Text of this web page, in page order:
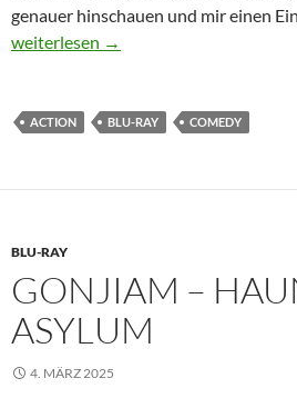
genauer hinschauen und mir einen
Old Guy
weiterlesen →
ACTION BLU-RAY COMEDY
BLU-RAY
GONJIAM –
ASYLUM
4. MÄRZ 2025